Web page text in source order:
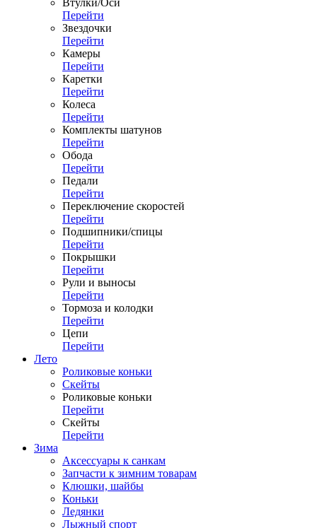
Втулки/Оси
Перейти
Звездочки
Перейти
Камеры
Перейти
Каретки
Перейти
Колеса
Перейти
Комплекты шатунов
Перейти
Обода
Перейти
Педали
Перейти
Переключение скоростей
Перейти
Подшипники/спицы
Перейти
Покрышки
Перейти
Рули и выносы
Перейти
Тормоза и колодки
Перейти
Цепи
Перейти
Лето
Роликовые коньки
Скейты
Роликовые коньки
Перейти
Скейты
Перейти
Зима
Аксессуары к санкам
Запчасти к зимним товарам
Клюшки, шайбы
Коньки
Ледянки
Лыжный спорт